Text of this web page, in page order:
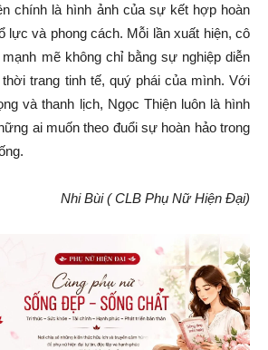
chính là hình ảnh của sự kết hợp hoàn
lực và phong cách. Mỗi lần xuất hiện, cô
mẽ không chỉ bằng sự nghiệp diễn
trang tinh tế, quý phái của mình. Với
và thanh lịch, Ngọc Thiện luôn là hình
ai muốn theo đuổi sự hoàn hảo trong
Nhi Bùi ( CLB Phụ Nữ Hiện Đại)